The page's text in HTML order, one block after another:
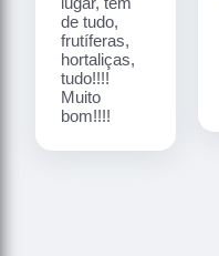
de tudo,
frutíferas,
hortaliças,
tudo!!!!
Muito
bom!!!!